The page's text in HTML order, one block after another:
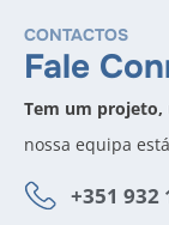
CONTACTOS
Fale
Tem um projeto,
nossa equipa
+351 932